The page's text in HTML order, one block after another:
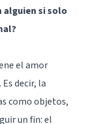
si solo
el amor
decir, la
como objetos,
un fin: el